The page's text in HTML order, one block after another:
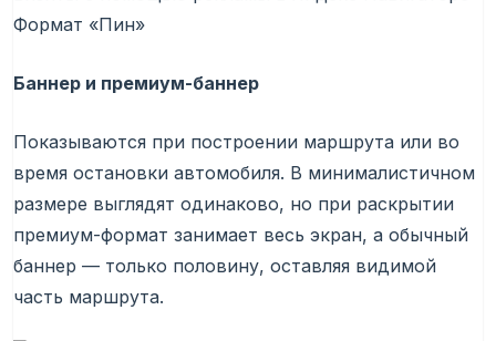
Формат «Пин»
Баннер и премиум-баннер
Показываются при построении маршрута или во
время остановки автомобиля. В минималистичном
размере выглядят одинаково, но при раскрытии
премиум-формат занимает весь экран, а обычный
баннер — только половину, оставляя видимой
часть маршрута.